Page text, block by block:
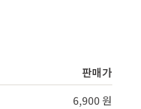
판매가
6,900 원